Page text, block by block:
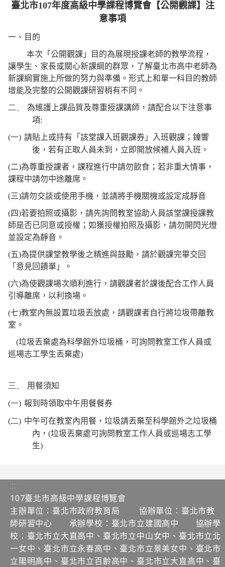
臺北市107年度高級中學課程博覽會【公開觀課】注
意事項
一、目的
本次「公開觀課」目的為展現授課老師的教學流程，
讓學生、家長或關心新課綱的群眾，了解臺北市高中老師為
新課綱實施上所做的努力與準備。形式上和單一科目的教師
增能及完整的公開觀課研習稍有不同。
二、
為維護上課品質及尊重授課講師，請配合以下注意事
項:
(一) 請貼上或持有「該堂課入班觀課券」入班觀課；鐘響
後，若有正取人員未到， 立即開放候補人員入班 。
(二)為尊重授課者，課程進行中請勿飲食；若非重大情事，
課程中請勿中途離席。
(三)請勿交談或使用手機，並請將手機關機或設定成靜音
(四)若要拍照或攝影，請先詢問教室協助人員該堂課授課教
師是否已同意或授權； 如獲授權拍照及攝影，請勿開閃光燈
並設定為靜音 。
(五)為提供課堂教學後之精進與鼓勵，請於觀課完畢交回
「意見回饋單」
。
(六)為使觀課場次順利進行，請觀課者於課後配合工作人員
引導離席，以利換場 。
(七)教室內無設置垃圾丟放處，請觀課者自行將垃圾帶離教
室 。
(垃圾丟棄處為科學館外垃圾桶，可詢問教室工作人員或
巡場志工學生丟棄處)
三、 用餐須知
(一) 報到時領取中午用餐餐券
(二) 中午可在教室內用餐，垃圾請丟棄至科學館外之垃圾桶
內， (垃圾丟棄處可詢問教室工作人員或巡場志工學
生)
:::
107臺北市高級中學課程博覽會
主辦單位：臺北市政府教育局 協辦單位：臺北市教
師研習中心 承辦學校：臺北市立建國高中 協辦學
校：臺北市立大直高中、臺北市立中山女中、臺北市立北
一女中、臺北市立永春高中、臺北市立景美女中、臺北市
立陽明高中、臺北市立百齡高中、臺北市立大直高中、臺